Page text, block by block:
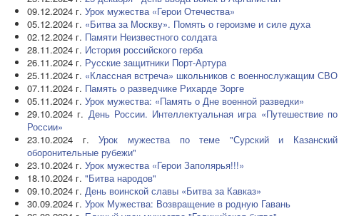
09.12.2024 г. Урок мужества «Герои Отечества»
05.12.2024 г. «Битва за Москву». Помять о героизме и силе духа
02.12.2024 г. Памяти Неизвестного солдата
28.11.2024 г. История российского герба
26.11.2024 г. Русские защитники Порт-Артура
25.11.2024 г. «Классная встреча» школьников с военнослужащим СВО
07.11.2024 г. Память о разведчике Рихарде Зорге
05.11.2024 г. Урок мужества: «Память о Дне военной разведки»
29.10.2024 г. День России. Интеллектуальная игра «Путешествие по
России»
23.10.2024 г.Урок мужества по теме "Сурский и Казанский
оборонительные рубежи"
23.10.2024 г. Урок мужества «Герои Заполярья!!!»
18.10.2024 г. "Битва народов"
09.10.2024 г. День воинской славы «Битва за Кавказ»
30.09.2024 г. Урок Мужества: Возвращение в родную Гавань